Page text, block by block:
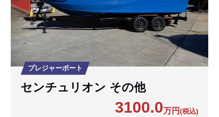
プレジャーボート
センチュリオン その他
3100.0万円(税込)